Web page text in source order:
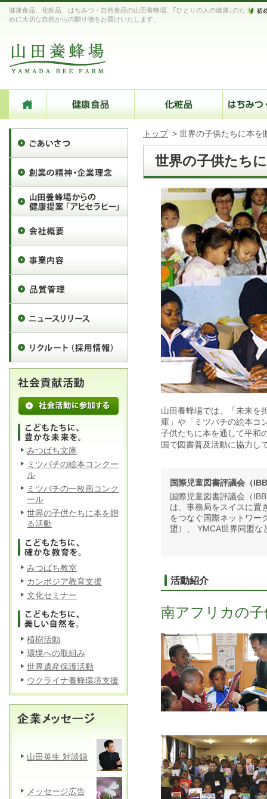
健康食品、化粧品、はちみつ・自然食品の山田養蜂場。｢ひとりの人の健康｣のた
めに大切な自然からの贈り物をお届けいたします。
トップ > 世界の子供たちに本を
世界の子供たち
山田養蜂場では、「未来を
庫」や「ミツバチの絵本コ
子供たちに本を通して平和
国で図書普及活動に協力し
国際児童図書評議会（
国際児童図書評議会（
は、事務局をスイスに置
をつなぐ国際ネットワー
盟）、 YMCA世界同盟な
活動紹介
南アフリカの
みつばち文庫
ミツバチの絵本コンクー
ル
ミツバチの一枚画コンク
ール
世界の子供たちに本を贈
る活動
みつばち教室
カンボジア教育支援
文化セミナー
植樹活動
環境への取組み
世界遺産保護活動
ウクライナ養蜂環境支援
山田英生 対談録
メッセージ広告